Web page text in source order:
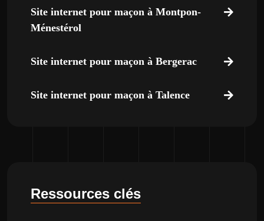
Site internet pour maçon à Montpon-
Ménestérol
Site internet pour maçon à Bergerac
Site internet pour maçon à Talence
Ressources clés